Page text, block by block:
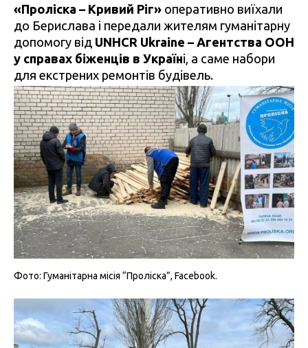
«Проліска – Кривий Ріг» оперативно виїхали
до Берислава і передали жителям гуманітарну
допомогу від UNHCR Ukraine – Aгентства ООН
у справах біженців в Україні, а саме набори
для екстрених ремонтів будівель.
Фото: Гуманітарна місія “Проліска”, Facebook.